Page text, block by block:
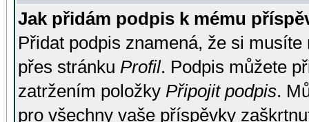
Jak přidám podpis k mému
Přidat podpis znamená, že si
přes stránku Profil. Podpis můžete
zatržením položky Připojit podpis.
pro všechny vaše příspěvky